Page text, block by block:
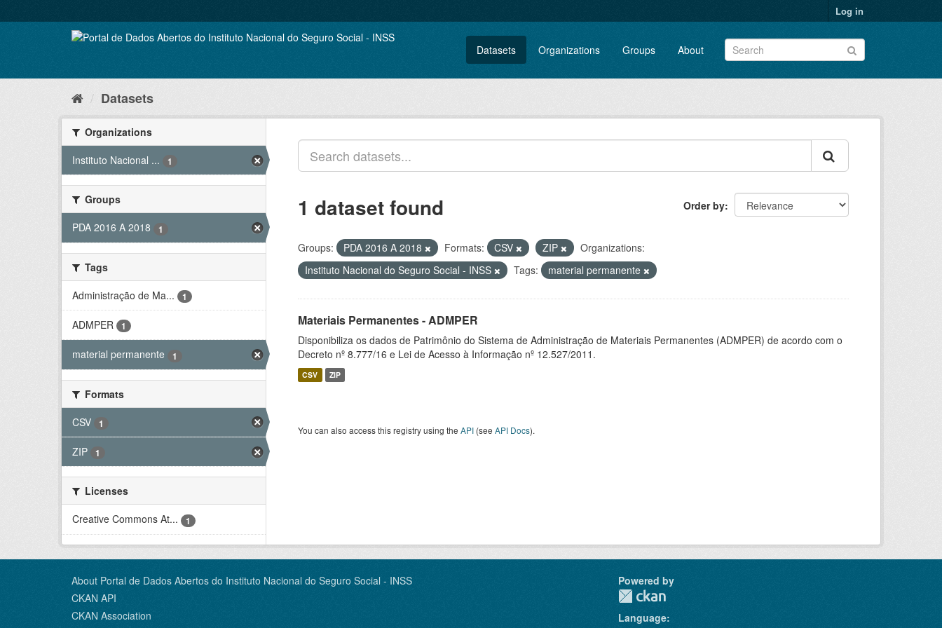
to
Log in
Datasets Organizations Groups About
Datasets
Organizations
Instituto Nacional ...
1
Groups
PDA 2016 A 2018
1
Tags
Administração de Ma...
1
ADMPER 1
material permanente 1
Formats
CSV
1
ZIP 1
Licenses
Creative Commons At...
1
Order by
1 dataset found
Groups: PDA 2016 A 2018 Formats: CSV ZIP
Organizations:
Instituto Nacional do Seguro Social - INSS
Tags: material permanente
Materiais Permanentes - ADMPER
Disponibiliza os dados de Patrimônio do Sistema de Administração de Materiais Permanentes (ADMPER) de acordo com o
Decreto nº 8.777/16 e Lei de Acesso à Informação nº 12.527/2011.
CSV ZIP
You can also access this registry using the API (see API Docs).
About Portal de Dados Abertos do Instituto Nacional do Seguro Social - INSS
CKAN API
CKAN Association
Powered by
Language